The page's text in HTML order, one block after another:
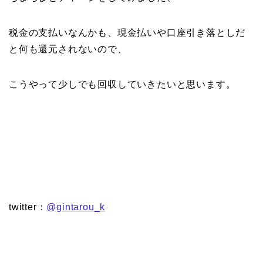
税金の支払いなんかも、現金払いや口座引き落としだ
と何も還元されないので、
こうやって少しでも回収していきたいと思います。
twitter： @gintarou_k